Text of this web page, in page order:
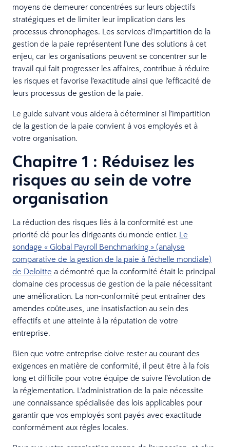
moyens de demeurer concentrées sur leurs objectifs
stratégiques et de limiter leur implication dans les
processus chronophages. Les services d’impartition de la
gestion de la paie représentent l’une des solutions à cet
enjeu, car les organisations peuvent se concentrer sur le
travail qui fait progresser les affaires, contribue à réduire
les risques et favorise l’exactitude ainsi que l’efficacité de
leurs processus de gestion de la paie.
Le guide suivant vous aidera à déterminer si l’impartition
de la gestion de la paie convient à vos employés et à
votre organisation.
Chapitre 1 : Réduisez les
risques au sein de votre
organisation
La réduction des risques liés à la conformité est une
priorité clé pour les dirigeants du monde entier. Le
sondage « Global Payroll Benchmarking » (analyse
comparative de la gestion de la paie à l’échelle mondiale)
de Deloitte a démontré que la conformité était le principal
domaine des processus de gestion de la paie nécessitant
une amélioration. La non-conformité peut entraîner des
amendes coûteuses, une insatisfaction au sein des
effectifs et une atteinte à la réputation de votre
entreprise.
Bien que votre entreprise doive rester au courant des
exigences en matière de conformité, il peut être à la fois
long et difficile pour votre équipe de suivre l’évolution de
la réglementation. L’administration de la paie nécessite
une connaissance spécialisée des lois applicables pour
garantir que vos employés sont payés avec exactitude
conformément aux règles locales.